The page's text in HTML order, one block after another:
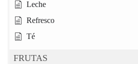
Leche
Refresco
Té
FRUTAS